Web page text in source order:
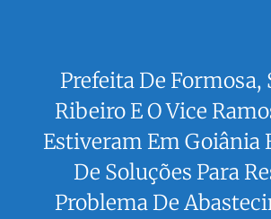
Prefeita De Formosa,
Ribeiro E O Vice
Estiveram Em Goiânia
De Soluções Para
Problema De